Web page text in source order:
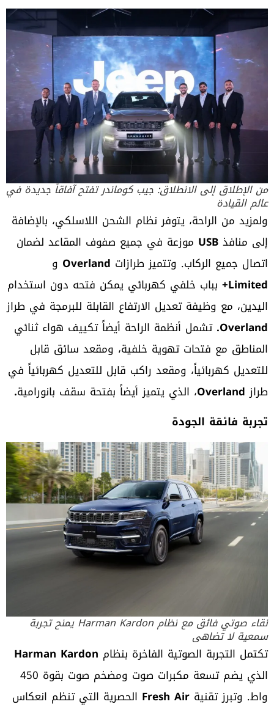
من الإطلاق إلى الانطلاق: جيب كوماندر تفتح آفاقاً جديدة في
عالم القيادة
ولمزيد من الراحة، يتوفر نظام الشحن اللاسلكي، بالإضافة
إلى منافذ
موزعة في جميع صفوف المقاعد لضمان
اتصال جميع الركاب. وتتميز طرازات
و
Limited+ بباب خلفي كهربائي يمكن فتحه دون استخدام
اليدين، مع وظيفة تعديل الارتفاع القابلة للبرمجة في طراز
Overland. تشمل أنظمة الراحة أيضاً تكييف هواء ثنائي
المناطق مع فتحات تهوية خلفية، ومقعد سائق قابل
للتعديل كهربائياً، ومقعد راكب قابل للتعديل كهربائياً في
طرازOverland ، الذي يتميز أيضاً بفتحة سقف بانورامية.
تجربة فائقة الجودة
نقاء صوتي فائق مع نظام Harman Kardon يمنح تجربة
سمعية لا تضاهى
تكتمل التجربة الصوتية الفاخرة بنظام
الذي يضم تسعة مكبرات صوت ومضخم صوت بقوة 450
واط. وتبرز تقنية
الحصرية التي تنظم انعكاس